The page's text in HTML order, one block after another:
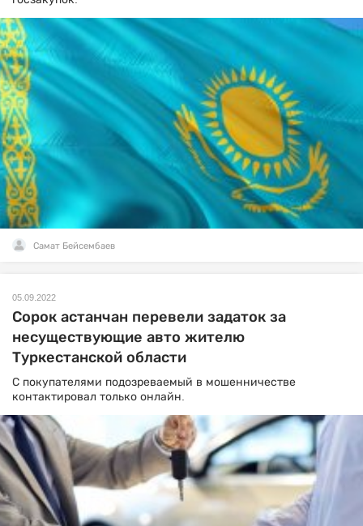
Самат Бейсембаев
05.09.2022
Сорок астанчан перевели задаток за
несуществующие авто жителю
Туркестанской области
С покупателями подозреваемый в мошенничестве
контактировал только онлайн.